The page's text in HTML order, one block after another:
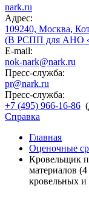
nark.ru
Адрес:
109240, Москва,
(В РСПП для АНО
E-mail:
nok-nark@nark.ru
Пресс-служба:
pr@nark.ru
Пресс-служба:
+7 (495) 966-16-86
Справка
Главная
Оценочные
Кровельщик
материалов
кровельных и